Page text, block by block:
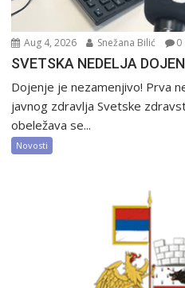
Aug 4, 2026 Snežana Bilić 0
SVETSKA NEDELJA
Dojenje je nezamenjivo! Prva
javnog zdravlja Svetske
obeležava se...
Novosti